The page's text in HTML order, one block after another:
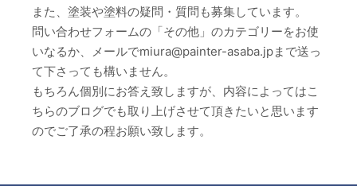
また、塗装や塗料の疑問・質問も募集しています。
問い合わせフォームの「その他」のカテゴリーをお使
いなるか、メールでmiura@painter-asaba.jpまで送っ
て下さっても構いません。
もちろん個別にお答え致しますが、内容によってはこ
ちらのブログでも取り上げさせて頂きたいと思います
のでご了承の程お願い致します。